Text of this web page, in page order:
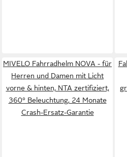
MIVELO Fahrradhelm NOVA - für
Herren und Damen mit Licht
vorne & hinten, NTA zertifiziert,
360° Beleuchtung, 24 Monate
Crash-Ersatz-Garantie